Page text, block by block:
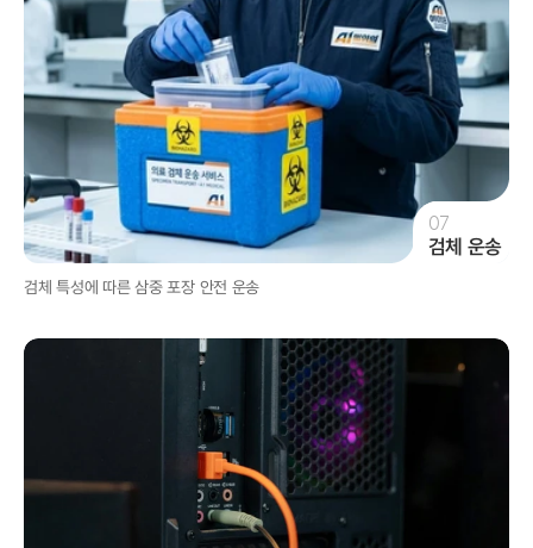
07
검체 운송
검체 특성에 따른 삼중 포장 안전 운송